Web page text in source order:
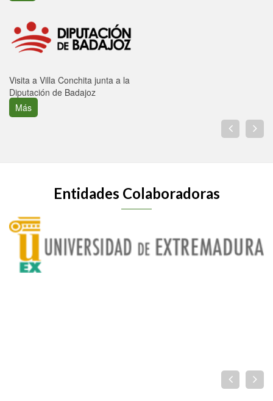
Visita a Villa Conchita junta a la
Diputación de Badajoz
Más
Entidades Colaboradoras